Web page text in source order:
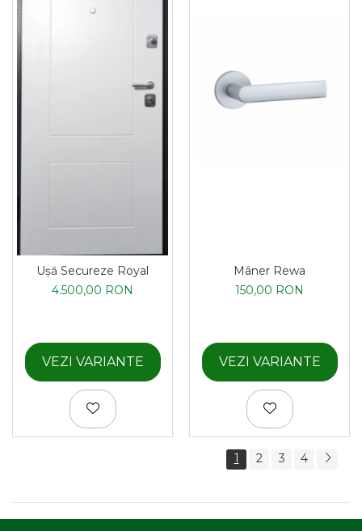
Ușă Secureze Royal
4.500,00 RON
VEZI VARIANTE
Mâner Rewa
150,00 RON
VEZI VARIANTE
1 2 3 4